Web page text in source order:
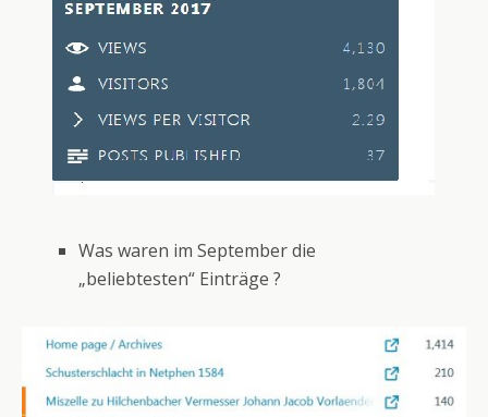
Was waren im September die
„beliebtesten“ Einträge ?